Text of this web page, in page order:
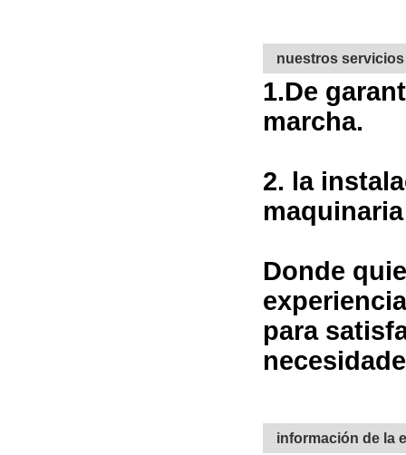
nuestros servicios
1.De
marcha.
2. la
Donde
para
información de la